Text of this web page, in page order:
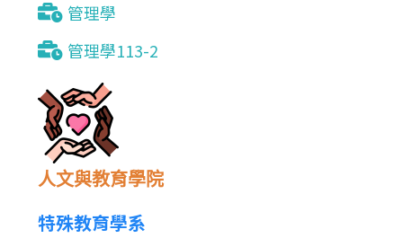
管理學
管理學113-2
人文與教育學院
特殊教育學系